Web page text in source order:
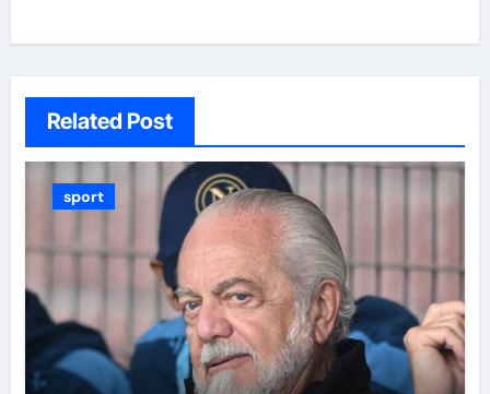
Related Post
sport